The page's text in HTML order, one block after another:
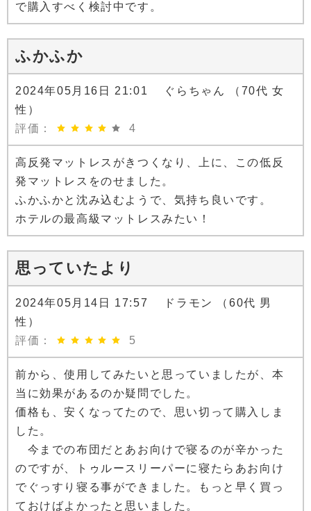
で購入すべく検討中です。
ふかふか
2024年05月16日 21:01 ぐらちゃん （70代 女
性）
評価：
4
高反発マットレスがきつくなり、上に、この低反
発マットレスをのせました。
ふかふかと沈み込むようで、気持ち良いです。
ホテルの最高級マットレスみたい！
思っていたより
2024年05月14日 17:57 ドラモン （60代 男
性）
評価：
5
前から、使用してみたいと思っていましたが、本
当に効果があるのか疑問でした。
価格も、安くなってたので、思い切って購入しま
した。
今までの布団だとあお向けで寝るのが辛かった
のですが、トゥルースリーパーに寝たらあお向け
でぐっすり寝る事ができました。もっと早く買っ
ておけばよかったと思いました。